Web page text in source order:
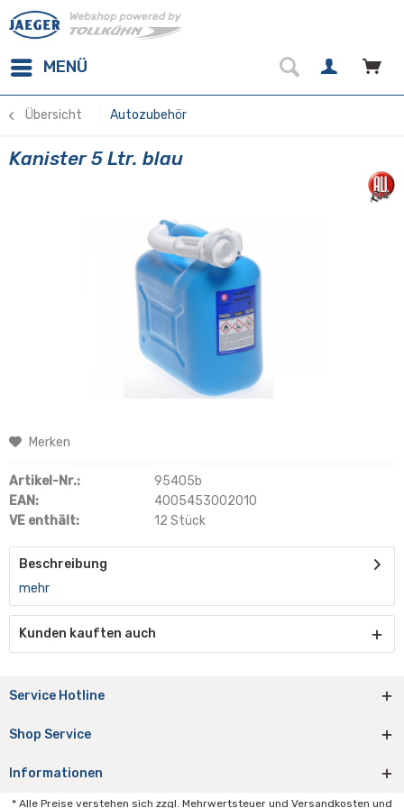
MENÜ
Übersicht Autozubehör
Kanister 5 Ltr. blau
Merken
Artikel-Nr.:
95405b
EAN:
4005453002010
VE enthält:
12 Stück
Beschreibung
mehr
Kunden kauften auch
Service Hotline
Shop Service
Informationen
* Alle Preise verstehen sich zzgl. Mehrwertsteuer und Versandkosten und